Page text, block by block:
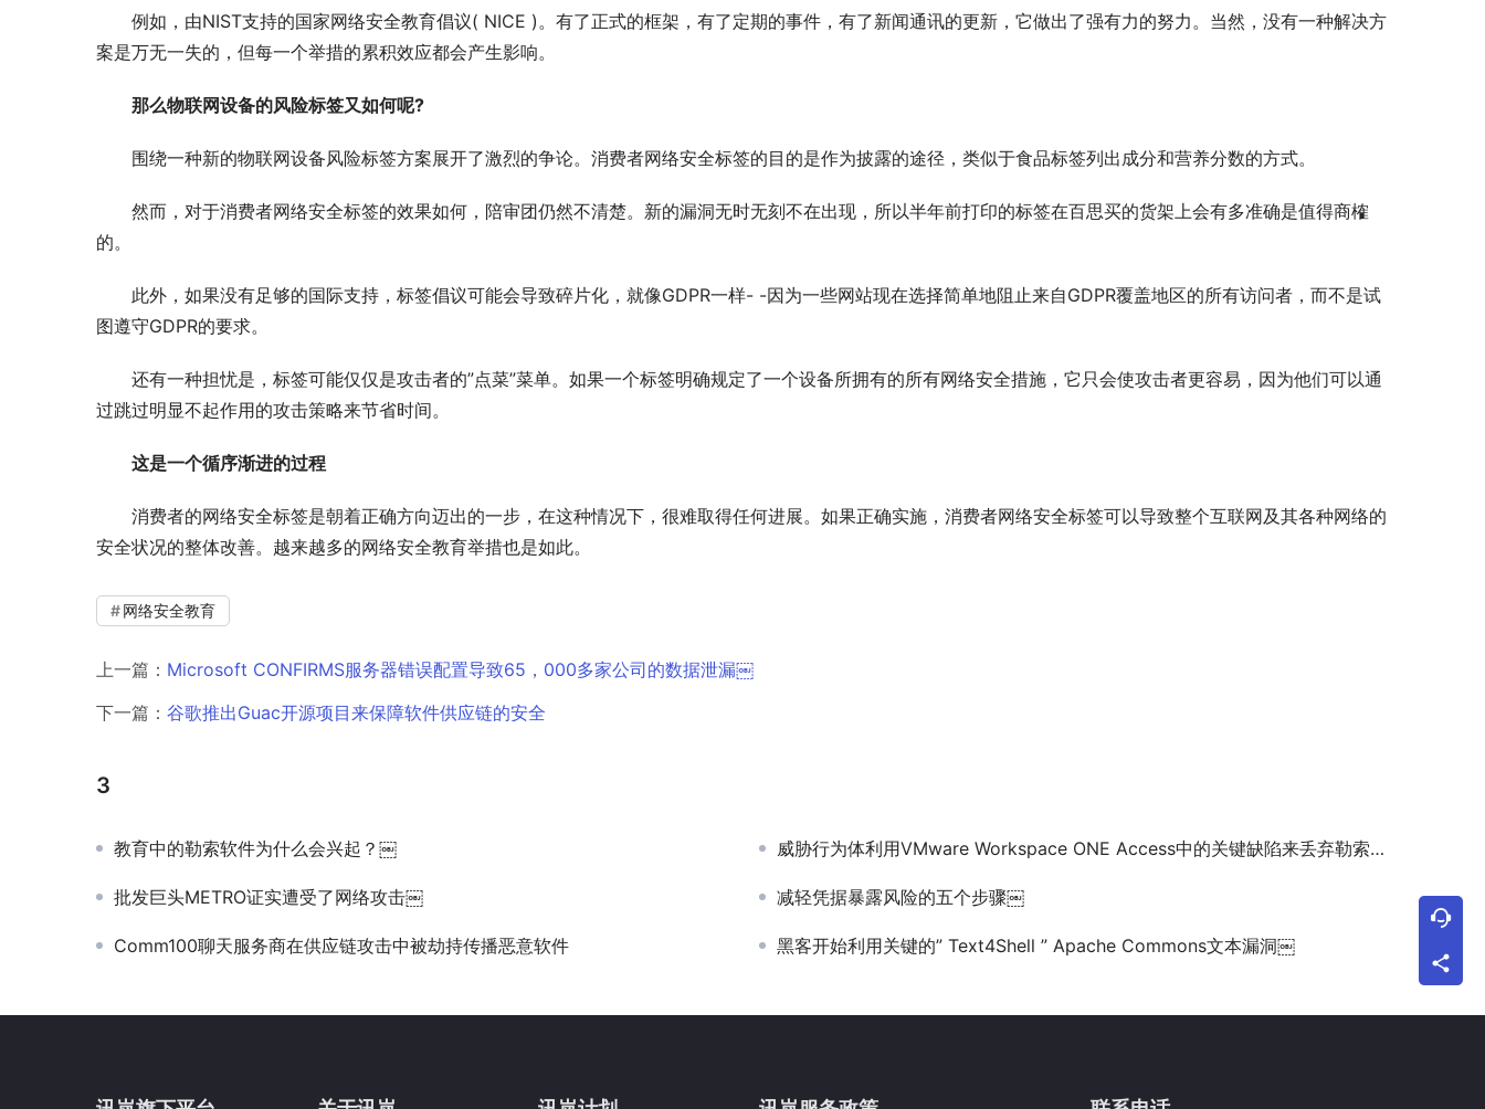
例如，由NIST支持的国家网络安全教育倡议( NICE )。有了正式的框架，有了定期的事件，有了新闻通讯的更新，它做出了强有力的努力。当然，没有一种解决方
案是万无一失的，但每一个举措的累积效应都会产生影响。
那么物联网设备的风险标签又如何呢?
围绕一种新的物联网设备风险标签方案展开了激烈的争论。消费者网络安全标签的目的是作为披露的途径，类似于食品标签列出成分和营养分数的方式。
然而，对于消费者网络安全标签的效果如何，陪审团仍然不清楚。新的漏洞无时无刻不在出现，所以半年前打印的标签在百思买的货架上会有多准确是值得商榷
的。
此外，如果没有足够的国际支持，标签倡议可能会导致碎片化，就像GDPR一样- -因为一些网站现在选择简单地阻止来自GDPR覆盖地区的所有访问者，而不是试
图遵守GDPR的要求。
还有一种担忧是，标签可能仅仅是攻击者的”点菜”菜单。如果一个标签明确规定了一个设备所拥有的所有网络安全措施，它只会使攻击者更容易，因为他们可以通
过跳过明显不起作用的攻击策略来节省时间。
这是一个循序渐进的过程
消费者的网络安全标签是朝着正确方向迈出的一步，在这种情况下，很难取得任何进展。如果正确实施，消费者网络安全标签可以导致整个互联网及其各种网络的
安全状况的整体改善。越来越多的网络安全教育举措也是如此。
网络安全教育
上一篇： Microsoft CONFIRMS服务器错误配置导致65，000多家公司的数据泄漏￼
下一篇： 谷歌推出Guac开源项目来保障软件供应链的安全
3
教育中的勒索软件为什么会兴起？￼ 威胁行为体利用VMware Workspace ONE Access中的关键缺陷来丢弃勒索软件、矿工
批发巨头METRO证实遭受了网络攻击￼ 减轻凭据暴露风险的五个步骤￼
Comm100聊天服务商在供应链攻击中被劫持传播恶意软件 黑客开始利用关键的” Text4Shell ” Apache Commons文本漏洞￼